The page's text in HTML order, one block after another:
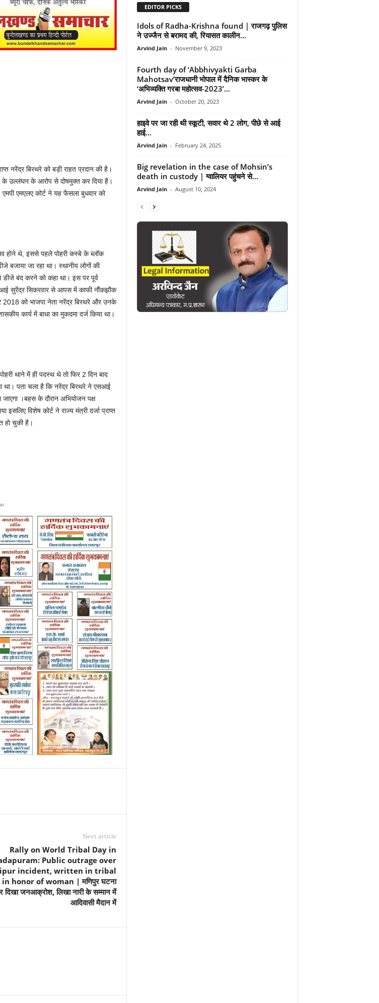
नरेंद्र बिरथरे को बड़ी राहत प्रदान की है।
के उल्लंघन के आरोप से दोषमुक्त कर दिया है।
एमएलए कोर्ट ने यह फैसला बुधवार को
होने थे, इससे पहले पोहरी कस्बे के ब्लॉक
बजाया जा रहा था। स्थानीय लोगों की
बंद करने को कहा था। इस पर पूर्व
सुरेंद्र सिकरवार से आपस में काफी नौंकझौक
को भाजपा नेता नरेंद्र बिरथरे और उनके
कार्य में बाधा का मुकदमा दर्ज किया था।
थाने में ही पदस्थ थे तो फिर 2 दिन बाद
पता चला है कि नरेंद्र बिरथरे ने एसआई
।बहस के दौरान अभियोजन पक्ष
इसलिए विशेष कोर्ट ने राज्य मंत्री दर्जा प्राप्त
हो चुकी है।
Next article
Rally on World Tribal Day in
Public outrage over
incident, written in tribal
honor of woman | मणिपुर घटना
दिखा जनआक्रोश, लिखा नारी के सम्मान में
आदिवासी मैदान में
EDITOR PICKS
Idols of Radha-Krishna found | राजगढ़ पुलिस
ने उज्जैन से बरामद की, रियासत कालीन...
Arvind Jain - November 9, 2023
Fourth day of ‘Abbhivyakti Garba
Mahotsav’राजधानी भोपाल में दैनिक भास्कर के
‘अभिव्यक्ति गरबा महोत्सव-2023’...
Arvind Jain - October 20, 2023
हाइवे पर जा रही थी स्कूटी, सवार थे 2 लोग, पीछे से आई
हाई...
Arvind Jain - February 24, 2025
Big revelation in the case of Mohsin’s
death in custody | ग्वालियर पहुंचने से...
Arvind Jain - August 10, 2024